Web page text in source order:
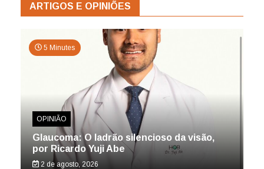
ARTIGOS E OPINIÕES
5 Minutes
OPINIÃO
Glaucoma: O ladrão silencioso da visão,
por Ricardo Yuji Abe
2 de agosto, 2026